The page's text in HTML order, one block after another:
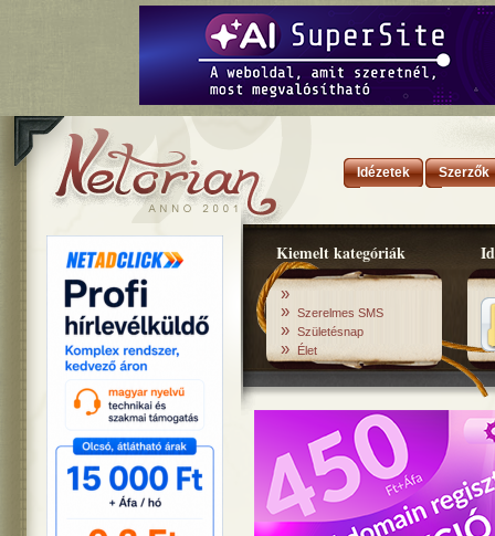
Idézetek Szerzők
Kiemelt kategóriák
»
» Szerelmes SMS
» Születésnap
» Élet